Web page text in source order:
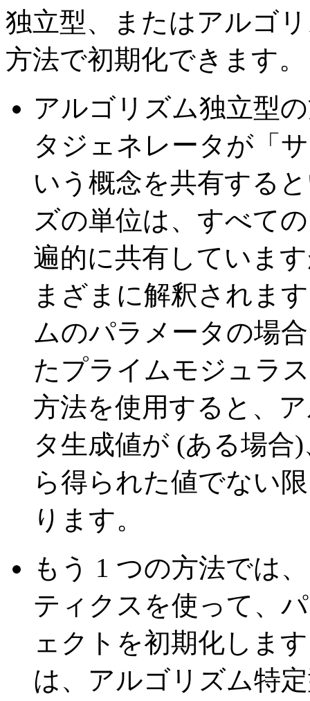
独立型、またはアルゴ
方法で初期化できます。
アルゴリズム独立型
タジェネレータが「
いう概念を共有する
ズの単位は、すべて
遍的に共有していま
まざまに解釈されま
ムのパラメータの場
たプライムモジュラ
方法を使用すると、
タ生成値が (ある場
ら得られた値でない
ります。
もう 1 つの方法では
ティクスを使って、
ェクトを初期化しま
は、アルゴリズム特